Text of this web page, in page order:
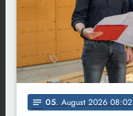
notes 05. August 2026 08:02